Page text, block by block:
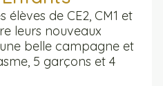
élèves de CE2, CM1 et
leurs nouveaux
belle campagne et
5 garçons et 4